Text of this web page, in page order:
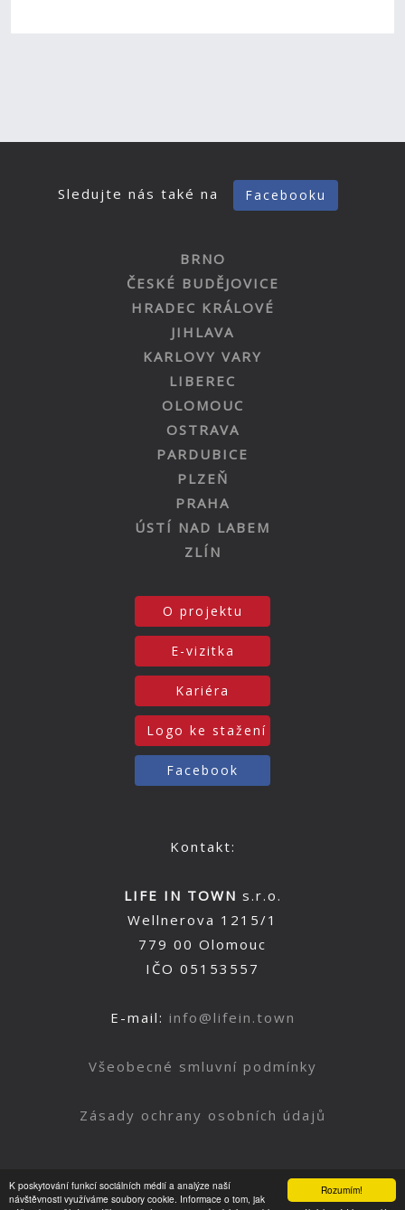
Rozumím!
K poskytování funkcí sociálních médií a analýze naší
návštěvnosti využíváme soubory cookie. Informace o tom, jak
Sledujte nás také na Facebooku
BRNO
ČESKÉ BUDĚJOVICE
HRADEC KRÁLOVÉ
JIHLAVA
KARLOVY VARY
LIBEREC
OLOMOUC
OSTRAVA
PARDUBICE
PLZEŇ
PRAHA
ÚSTÍ NAD LABEM
ZLÍN
O projektu
E-vizitka
Kariéra
Logo ke stažení
Facebook
Kontakt:
LIFE IN TOWN s.r.o.
Wellnerova 1215/1
779 00 Olomouc
IČO 05153557
E-mail: info@lifein.town
Všeobecné smluvní podmínky
Zásady ochrany osobních údajů
Nahoru